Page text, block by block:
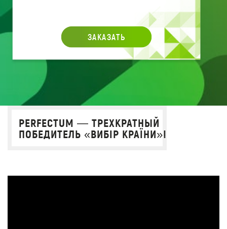
ЗАКАЗАТЬ
PERFECTUM — ТРЕХКРАТНЫЙ
ПОБЕДИТЕЛЬ «ВИБІР КРАЇНИ»!